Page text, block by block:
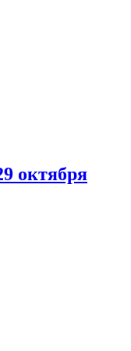
октября